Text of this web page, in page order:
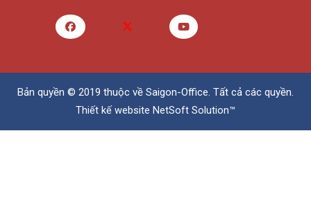
Bản quyền © 2019 thuộc về Saigon-Office. Tất cả các quyền.
Thiết kế website NetSoft Solution™